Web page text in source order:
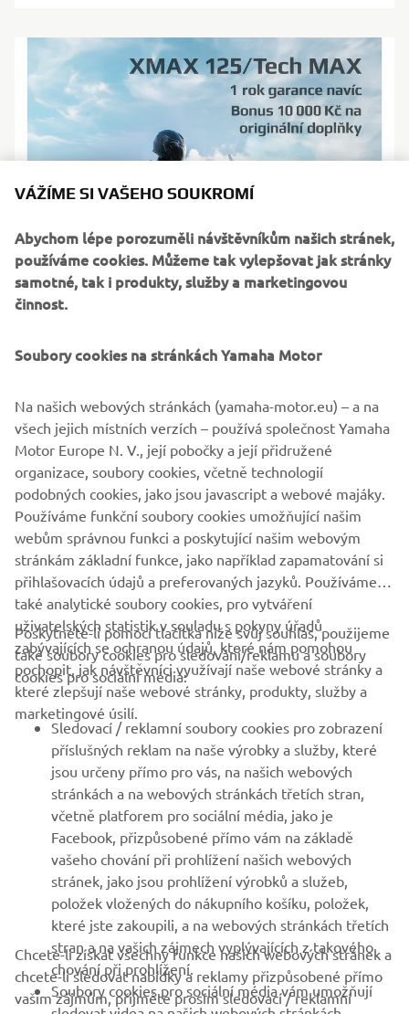
KOMPLETNÍ NABÍDKA SKÚTRŮ
FIREMNÍ
B2B
VÍCE YAMAHA
PODPORA
ZPRAVODAJ
Získejte jako první informace o nejnovějších nabídkách,
speciálních akcích, nových verzích a mnoho dalšího
VÁŽÍME SI VAŠEHO SOUKROMÍ
Abychom lépe porozuměli návštěvníkům našich stránek,
používáme cookies. Můžeme tak vylepšovat jak stránky
samotné, tak i produkty, služby a marketingovou
činnost.
Soubory cookies na stránkách Yamaha Motor
Na našich webových stránkách (yamaha-motor.eu) – a na
všech jejich místních verzích – používá společnost Yamaha
Motor Europe N. V., její pobočky a její přidružené
organizace, soubory cookies, včetně technologií
podobných cookies, jako jsou javascript a webové majáky.
Používáme funkční soubory cookies umožňující našim
webům správnou funkci a poskytující našim webovým
stránkám základní funkce, jako například zapamatování si
přihlašovacích údajů a preferovaných jazyků. Používáme
také analytické soubory cookies, pro vytváření
uživatelských statistik v souladu s pokyny úřadů
zabývajících se ochranou údajů, které nám pomohou
pochopit, jak návštěvníci využívají naše webové stránky a
které zlepšují naše webové stránky, produkty, služby a
marketingové úsilí.
Poskytnete-li pomocí tlačítka níže svůj souhlas, použijeme
také soubory cookies pro sledování/reklamu a soubory
cookies pro sociální média:
Sledovací / reklamní soubory cookies pro zobrazení
příslušných reklam na naše výrobky a služby, které
jsou určeny přímo pro vás, na našich webových
stránkách a na webových stránkách třetích stran,
včetně platforem pro sociální média, jako je
Facebook, přizpůsobené přímo vám na základě
vašeho chování při prohlížení našich webových
stránek, jako jsou prohlížení výrobků a služeb,
položek vložených do nákupního košíku, položek,
které jste zakoupili, a na webových stránkách třetích
stran a na vašich zájmech vyplývajících z takového
chování při prohlížení.
Soubory cookies pro sociální média vám umožňují
Chcete-li získat všechny funkce našich webových stránek a
chcete-li sledovat nabídky a reklamy přizpůsobené přímo
vašim zájmům, přijměte prosím sledovací / reklamní